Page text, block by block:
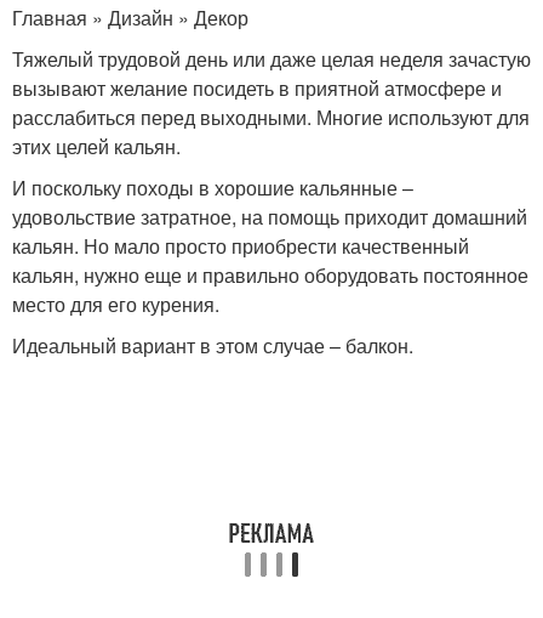
Главная » Дизайн » Декор
Тяжелый трудовой день или даже целая неделя зачастую
вызывают желание посидеть в приятной атмосфере и
расслабиться перед выходными. Многие используют для
этих целей кальян.
И поскольку походы в хорошие кальянные –
удовольствие затратное, на помощь приходит домашний
кальян. Но мало просто приобрести качественный
кальян, нужно еще и правильно оборудовать постоянное
место для его курения.
Идеальный вариант в этом случае – балкон.